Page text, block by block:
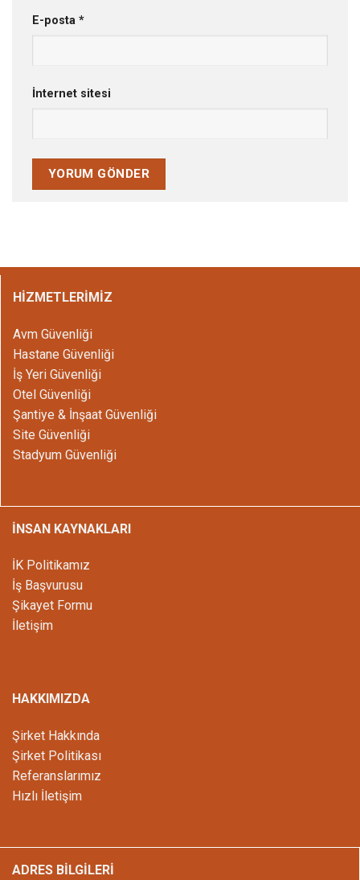
E-posta *
İnternet sitesi
HİZMETLERİMİZ
Avm Güvenliği
Hastane Güvenliği
İş Yeri Güvenliği
Otel Güvenliği
Şantiye & İnşaat Güvenliği
Site Güvenliği
Stadyum Güvenliği
İNSAN KAYNAKLARI
İK Politikamız
İş Başvurusu
Şikayet Formu
İletişim
HAKKIMIZDA
Şirket Hakkında
Şirket Politikası
Referanslarımız
Hızlı İletişim
ADRES BİLGİLERİ